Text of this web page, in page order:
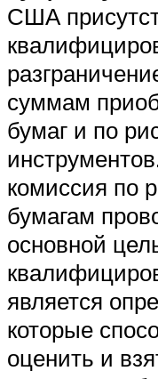
США
суммам
бумаг и по
комиссия по
бумагам
основной
является
которые
оценить и